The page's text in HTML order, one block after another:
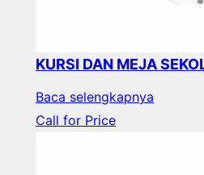
KURSI DAN MEJA
Baca selengkapnya
Call for Price